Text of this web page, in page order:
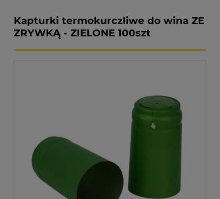
Kapturki termokurczliwe do wina ZE
ZRYWKĄ - ZIELONE 100szt